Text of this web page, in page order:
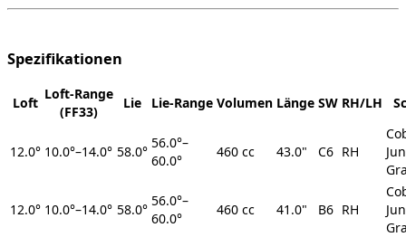
Spezifikationen
Loft
Loft‑Range
(FF33)
Lie Lie‑Range Volumen Länge SW RH/LH
12.0° 10.0°–14.0° 58.0°
56.0°–
60.0°
460 cc 43.0" C6 RH
12.0° 10.0°–14.0° 58.0°
56.0°–
60.0°
460 cc 41.0" B6 RH